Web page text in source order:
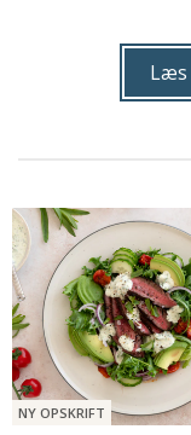
Læs
NY OPSKRIFT